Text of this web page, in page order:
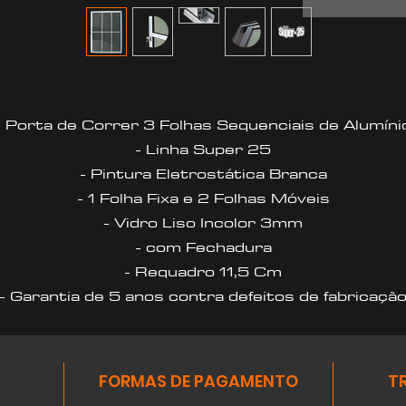
Porta de Correr 3 Folhas Sequenciais de
- Linha Super 25
- Pintura Eletrostática Branca
- 1 Folha Fixa e 2 Folhas Móveis
- Vidro Liso Incolor 3mm
- com Fechadura
- Requadro 11,5 Cm
- Garantia de 5 anos contra defeitos de fabricação
FORMAS DE PAGAMENTO